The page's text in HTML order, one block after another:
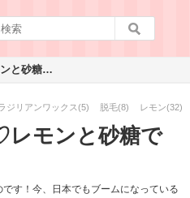
もうっ！脱毛って面倒くさい！を解消♡レモンと砂糖で出来ちゃうスゴ技
ジリアンワックス(5) 脱毛(8) レモン(32)
レモンと砂糖で
す！今、日本でもブームになっている